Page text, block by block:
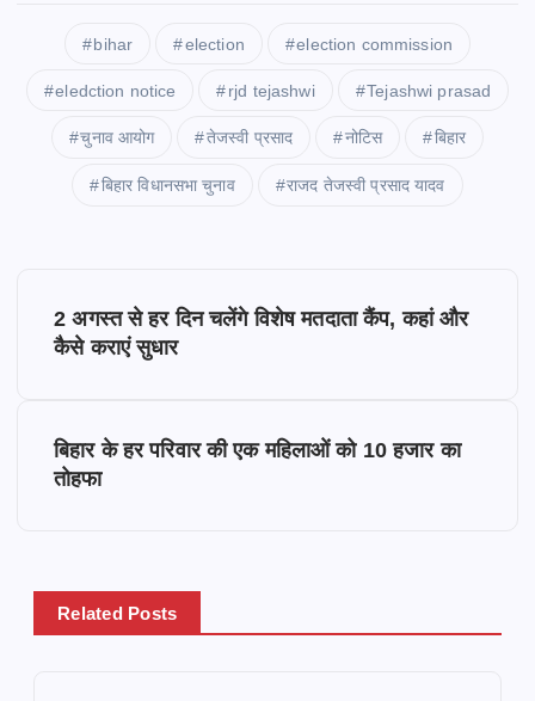
bihar election election commission
eledction notice rjd tejashwi Tejashwi prasad
चुनाव आयोग तेजस्वी प्रसाद नोटिस बिहार
बिहार विधानसभा चुनाव राजद तेजस्वी प्रसाद यादव
a
v
2 अगस्त से हर दिन चलेंगे विशेष मतदाता कैंप, कहां और
कैसे कराएं सुधार
बिहार के हर परिवार की एक महिलाओं को 10 हजार का
तोहफा
Related Posts